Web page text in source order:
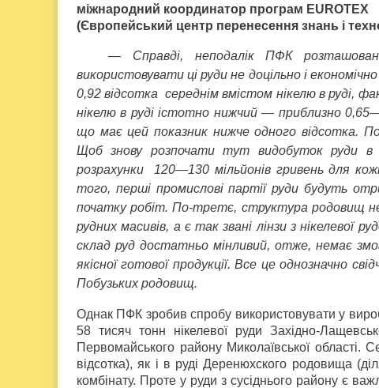
міжнародний координатор програм EUROTEX
(Європейський центр перенесення знань і
— Справді, неподалік ПФК
використовувати ці руди не доцільно і
0,92 відсотка середнім вмістом нікелю в руді,
нікелю в руді істотно нижчий — приблизно
що має цей показник нижче одного відсотка.
Щоб знову розпочати тут видобуток руди в
розрахунки 120—130 мільйонів гривень для
того, перші промислові партії руди будуть
початку робіт. По-третє, структура родовищ
рудних масивів, а є так звані лінзи з
склад руд достатньо мінливий, отже, немає
якісної готової продукції. Все це однозначно
Побузьких родовищ.
Однак ПФК зробив спробу використовувати у
58 тисяч тонн нікелевої руди Західно-
Первомайського району Миколаївської області.
відсотка), як і в руді Деренюхского родовища
комбінату. Проте у руди з сусіднього району є